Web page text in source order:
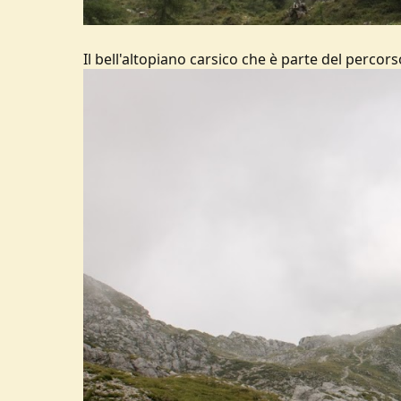
Il bell'altopiano carsico che è parte del